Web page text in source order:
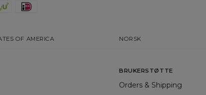
OF AMERICA NORSK
BRUKERSTØTTE
Orders & Shipping